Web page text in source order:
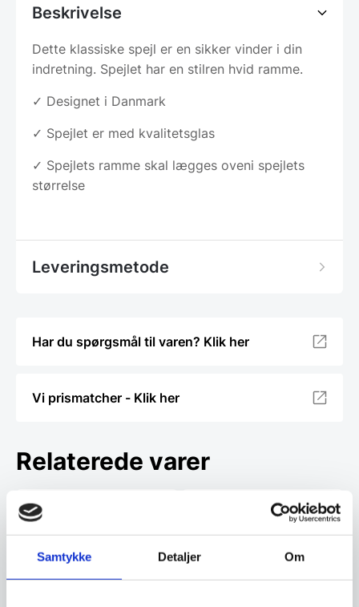
Samtykke Detaljer Om
Beskrivelse
Dette klassiske spejl er en sikker vinder i din
indretning. Spejlet har en stilren hvid ramme.
✓ Designet i Danmark
✓ Spejlet er med kvalitetsglas
✓ Spejlets ramme skal lægges oveni spejlets
størrelse
Leveringsmetode
Har du spørgsmål til varen? Klik her
Vi prismatcher - Klik her
Relaterede varer
SPAR 23%